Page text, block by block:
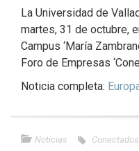
La Universidad de
martes, 31 de octubre,
Campus ‘María
Foro de Empresas
Noticia completa:
Noticias Conectados